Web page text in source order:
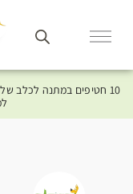
10 חטיפים במתנה לכלב